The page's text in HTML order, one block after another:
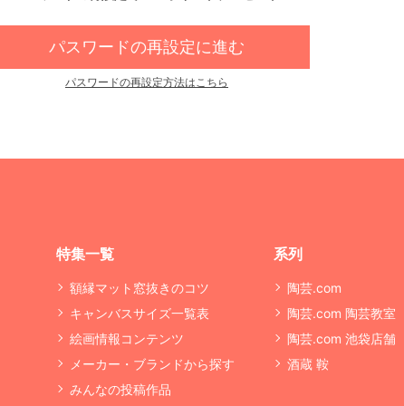
パスワードの再設定に進む
パスワードの再設定方法はこちら
特集一覧
額縁マット窓抜きのコツ
キャンバスサイズ一覧表
絵画情報コンテンツ
メーカー・ブランドから探す
みんなの投稿作品
系列
陶芸.com
陶芸.com 陶芸教室
陶芸.com 池袋店舗
酒蔵 鞍